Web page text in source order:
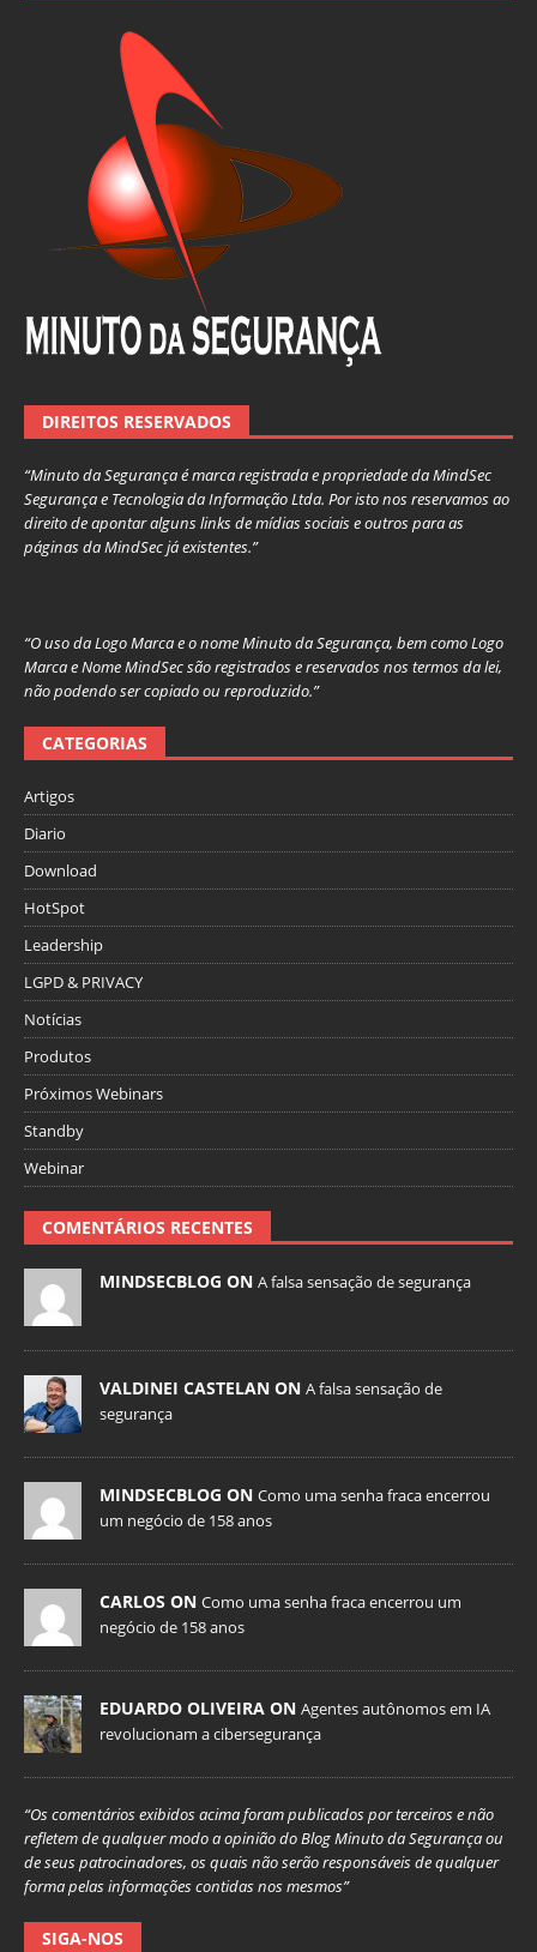
DIREITOS RESERVADOS
“Minuto da Segurança é marca registrada e propriedade da MindSec
Segurança e Tecnologia da Informação Ltda. Por isto nos reservamos ao
direito de apontar alguns links de mídias sociais e outros para as
páginas da MindSec já existentes.”
“O uso da Logo Marca e o nome Minuto da Segurança, bem como Logo
Marca e Nome MindSec são registrados e reservados nos termos da lei,
não podendo ser copiado ou reproduzido.”
CATEGORIAS
Artigos
Diario
Download
HotSpot
Leadership
LGPD & PRIVACY
Notícias
Produtos
Próximos Webinars
Standby
Webinar
COMENTÁRIOS RECENTES
MINDSECBLOG ON A falsa sensação de segurança
VALDINEI CASTELAN ON A falsa sensação de
segurança
MINDSECBLOG ON Como uma senha fraca encerrou
um negócio de 158 anos
CARLOS ON Como uma senha fraca encerrou um
negócio de 158 anos
EDUARDO OLIVEIRA ON Agentes autônomos em IA
revolucionam a cibersegurança
“Os comentários exibidos acima foram publicados por terceiros e não
refletem de qualquer modo a opinião do Blog Minuto da Segurança ou
de seus patrocinadores, os quais não serão responsáveis de qualquer
forma pelas informações contidas nos mesmos”
SIGA-NOS